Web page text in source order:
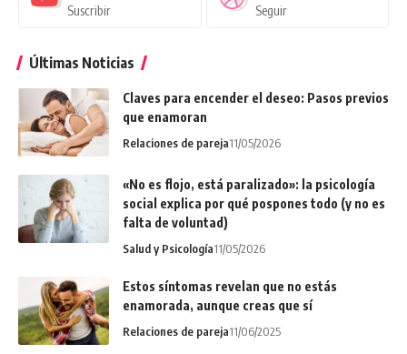
Suscribir Seguir
Últimas Noticias
Claves para encender el deseo: Pasos previos
que enamoran
Relaciones de pareja11/05/2026
«No es flojo, está paralizado»: la psicología
social explica por qué pospones todo (y no es
falta de voluntad)
Salud y Psicología11/05/2026
Estos síntomas revelan que no estás
enamorada, aunque creas que sí
Relaciones de pareja11/06/2025